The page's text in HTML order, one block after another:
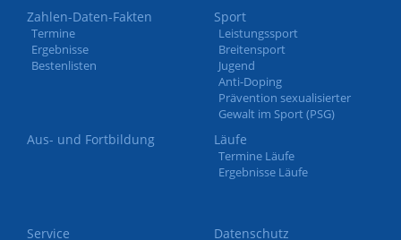
Zahlen-Daten-Fakten
Termine
Ergebnisse
Bestenlisten
Sport
Leistungssport
Breitensport
Jugend
Anti-Doping
Prävention sexualisierter
Gewalt im Sport (PSG)
Aus- und Fortbildung Läufe
Termine Läufe
Ergebnisse Läufe
Service Datenschutz